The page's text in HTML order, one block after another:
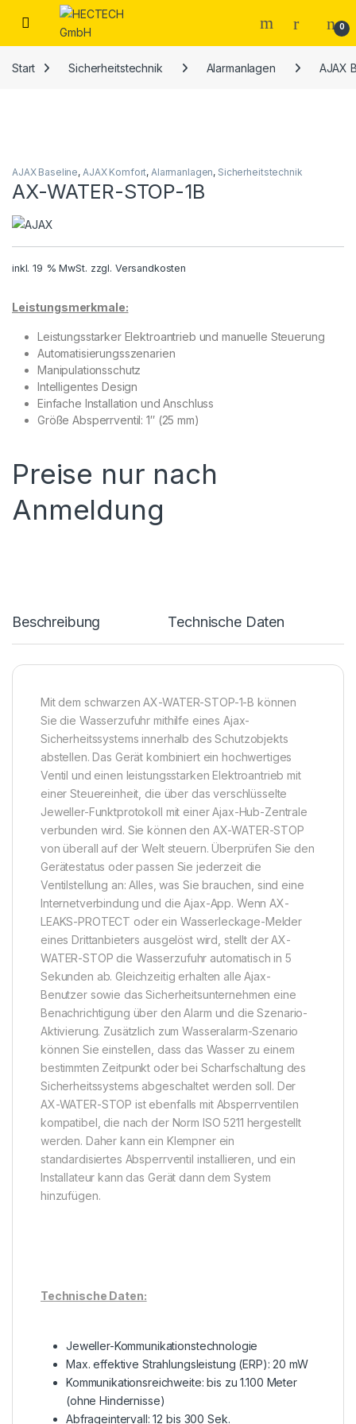
Open 0
Start Sicherheitstechnik Alarmanlagen AJAX
AJAX Baseline, AJAX Komfort, Alarmanlagen, Sicherheitstechnik
AX-WATER-STOP-1B
inkl. 19 % MwSt. zzgl. Versandkosten
Leistungsmerkmale:
Leistungsstarker Elektroantrieb und manuelle Steuerung
Automatisierungsszenarien
Manipulationsschutz
Intelligentes Design
Einfache Installation und Anschluss
Größe Absperrventil: 1″ (25 mm)
Preise nur nach
Anmeldung
Beschreibung Technische Daten
Mit dem schwarzen AX-WATER-STOP-1-B können
Sie die Wasserzufuhr mithilfe eines Ajax-
Sicherheitssystems innerhalb des Schutzobjekts
abstellen. Das Gerät kombiniert ein hochwertiges
Ventil und einen leistungsstarken Elektroantrieb mit
einer Steuereinheit, die über das verschlüsselte
Jeweller-Funktprotokoll mit einer Ajax-Hub-Zentrale
verbunden wird. Sie können den AX-WATER-STOP
von überall auf der Welt steuern. Überprüfen Sie den
Gerätestatus oder passen Sie jederzeit die
Ventilstellung an: Alles, was Sie brauchen, sind eine
Internetverbindung und die Ajax-App. Wenn AX-
LEAKS-PROTECT oder ein Wasserleckage-Melder
eines Drittanbieters ausgelöst wird, stellt der AX-
WATER-STOP die Wasserzufuhr automatisch in 5
Sekunden ab. Gleichzeitig erhalten alle Ajax-
Benutzer sowie das Sicherheitsunternehmen eine
Benachrichtigung über den Alarm und die Szenario-
Aktivierung. Zusätzlich zum Wasseralarm-Szenario
können Sie einstellen, dass das Wasser zu einem
bestimmten Zeitpunkt oder bei Scharfschaltung des
Sicherheitssystems abgeschaltet werden soll. Der
AX-WATER-STOP ist ebenfalls mit Absperrventilen
kompatibel, die nach der Norm ISO 5211 hergestellt
werden. Daher kann ein Klempner ein
standardisiertes Absperrventil installieren, und ein
Installateur kann das Gerät dann dem System
hinzufügen.
Technische Daten:
Jeweller-Kommunikationstechnologie
Max. effektive Strahlungsleistung (ERP): 20 mW
Kommunikationsreichweite: bis zu 1.100 Meter
(ohne Hindernisse)
Abfrageintervall: 12 bis 300 Sek.